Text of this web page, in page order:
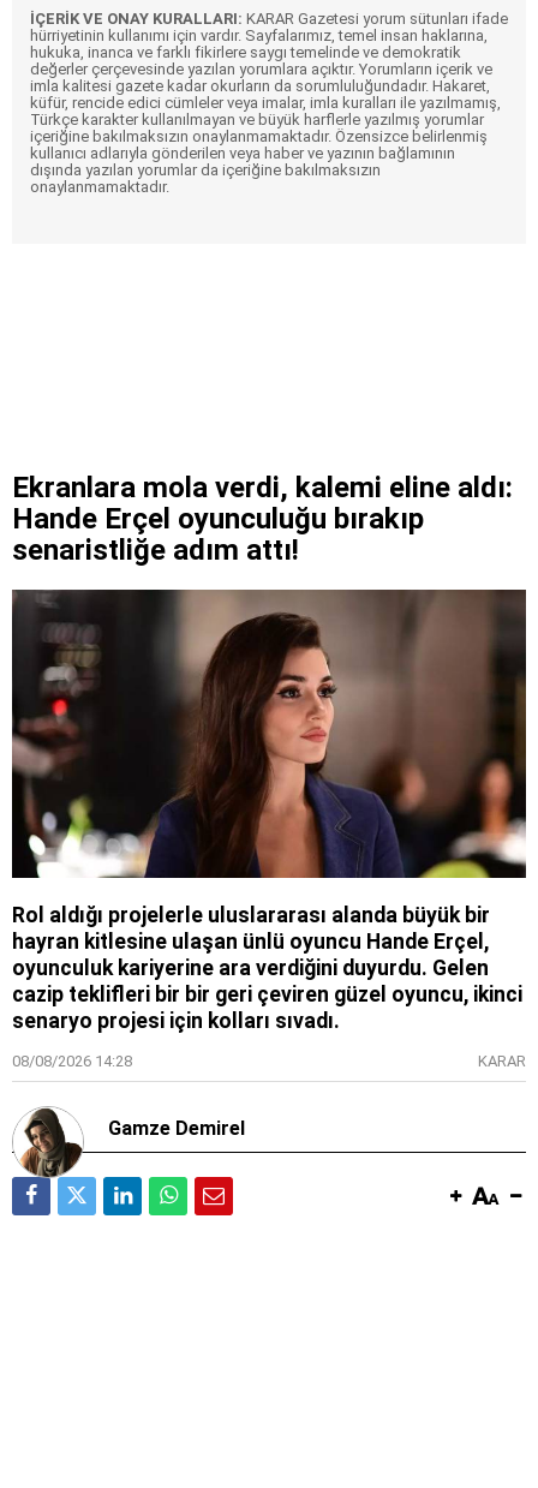
İÇERİK VE ONAY KURALLARI: KARAR Gazetesi yorum sütunları ifade
hürriyetinin kullanımı için vardır. Sayfalarımız, temel insan haklarına,
hukuka, inanca ve farklı fikirlere saygı temelinde ve demokratik
değerler çerçevesinde yazılan yorumlara açıktır. Yorumların içerik ve
imla kalitesi gazete kadar okurların da sorumluluğundadır. Hakaret,
küfür, rencide edici cümleler veya imalar, imla kuralları ile yazılmamış,
Türkçe karakter kullanılmayan ve büyük harflerle yazılmış yorumlar
içeriğine bakılmaksızın onaylanmamaktadır. Özensizce belirlenmiş
kullanıcı adlarıyla gönderilen veya haber ve yazının bağlamının
dışında yazılan yorumlar da içeriğine bakılmaksızın
onaylanmamaktadır.
Ekranlara mola verdi, kalemi eline aldı:
Hande Erçel oyunculuğu bırakıp
senaristliğe adım attı!
Rol aldığı projelerle uluslararası alanda büyük bir
hayran kitlesine ulaşan ünlü oyuncu Hande Erçel,
oyunculuk kariyerine ara verdiğini duyurdu. Gelen
cazip teklifleri bir bir geri çeviren güzel oyuncu, ikinci
senaryo projesi için kolları sıvadı.
08/08/2026 14:28 KARAR
Gamze Demirel